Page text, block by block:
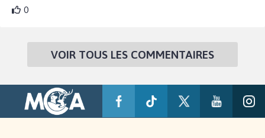
0
VOIR TOUS LES COMMENTAIRES